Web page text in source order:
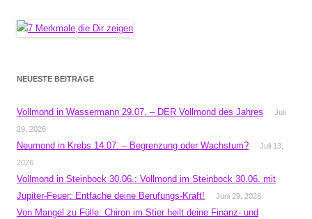
NEUESTE BEITRÄGE
Vollmond in Wassermann 29.07. – DER Vollmond des Jahres
Juli
29, 2026
Neumond in Krebs 14.07. – Begrenzung oder Wachstum?
Juli 13,
2026
Vollmond in Steinbock 30.06.: Vollmond im Steinbock 30.06. mit
Jupiter-Feuer: Entfache deine Berufungs-Kraft!
Juni 29, 2026
Von Mangel zu Fülle: Chiron im Stier heilt deine Finanz- und